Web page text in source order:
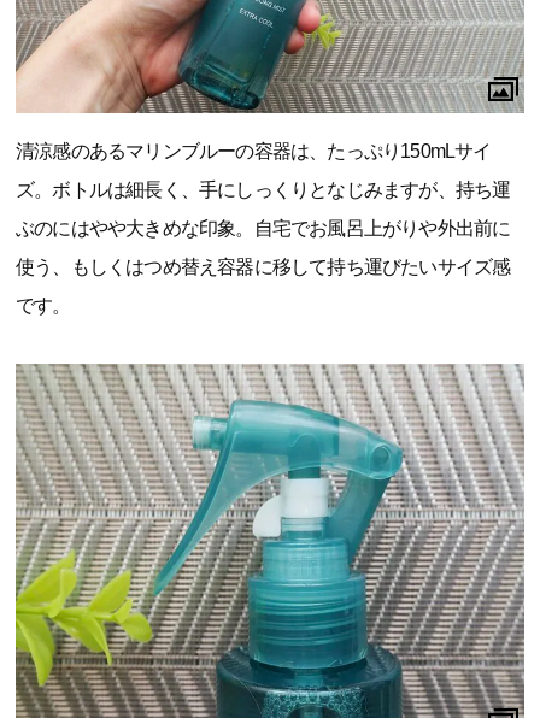
清涼感のあるマリンブルーの容器は、たっぷり150mLサイ
ズ。ボトルは細長く、手にしっくりとなじみますが、持ち運
ぶのにはやや大きめな印象。自宅でお風呂上がりや外出前に
使う、もしくはつめ替え容器に移して持ち運びたいサイズ感
です。